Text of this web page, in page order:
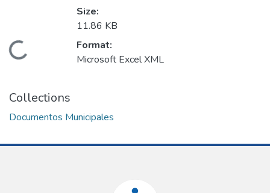
Loading...
Size:
11.86 KB
Format:
Microsoft Excel XML
Collections
Documentos Municipales